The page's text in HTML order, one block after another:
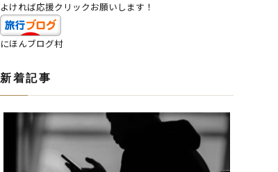
よければ応援クリックお願いします！
にほんブログ村
新着記事